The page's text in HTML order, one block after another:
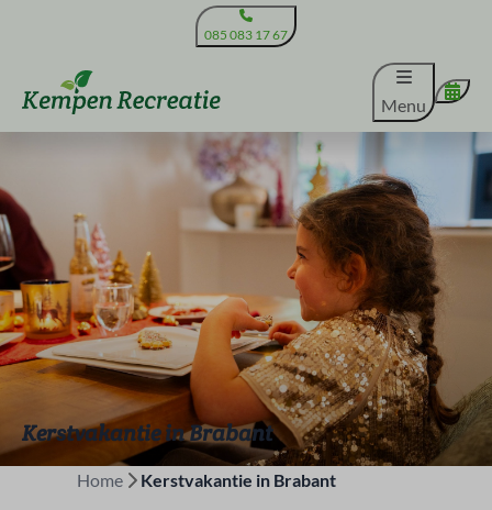
085 083 17 67
Menu
Kerstvakantie in Brabant
Home Kerstvakantie in Brabant